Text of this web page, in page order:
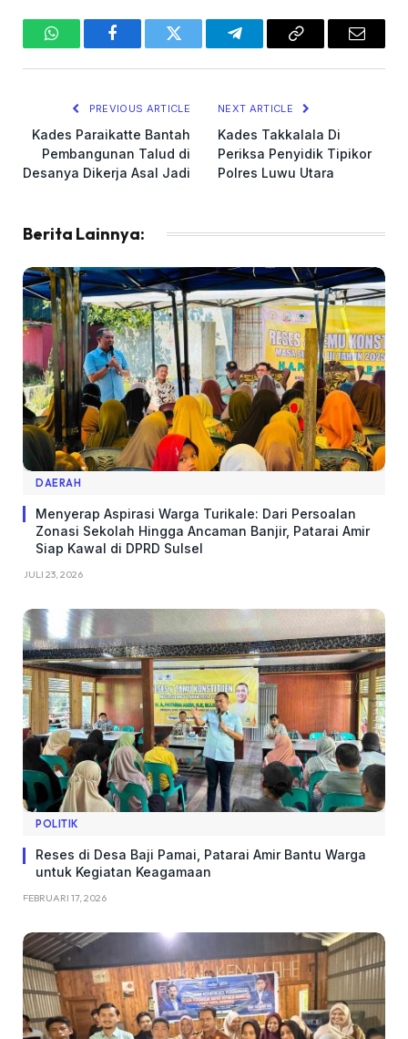
WhatsAppFacebookTwitter TelegramCopy
Email
PREVIOUS ARTICLE
Kades Paraikatte Bantah
Pembangunan Talud di
Desanya Dikerja Asal Jadi
NEXT ARTICLE
Kades Takkalala Di
Periksa Penyidik Tipikor
Polres Luwu Utara
Berita Lainnya:
DAERAH
Menyerap Aspirasi Warga Turikale: Dari Persoalan
Zonasi Sekolah Hingga Ancaman Banjir, Patarai Amir
Siap Kawal di DPRD Sulsel
JULI 23, 2026
POLITIK
Reses di Desa Baji Pamai, Patarai Amir Bantu Warga
untuk Kegiatan Keagamaan
FEBRUARI 17, 2026